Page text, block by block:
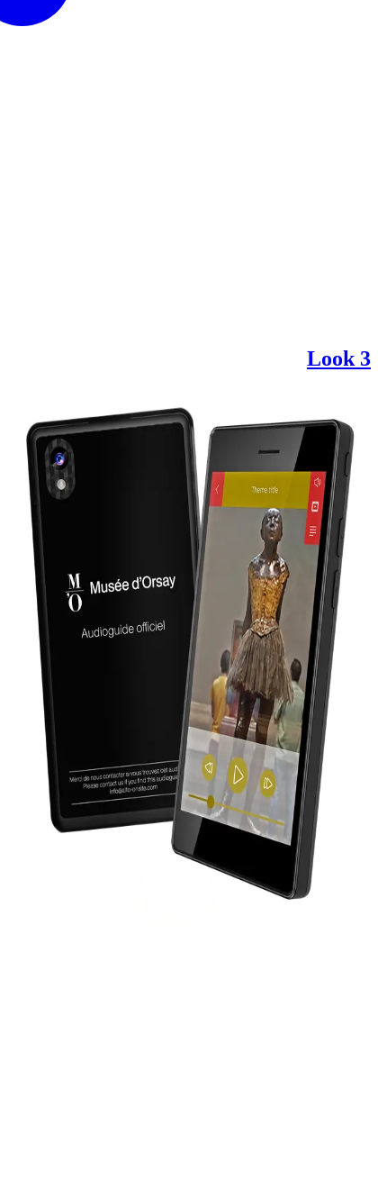
Look 3